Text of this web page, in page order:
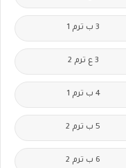
3 ب ترم 1
3 ع ترم 2
4 ب ترم 1
5 ب ترم 2
6 ب ترم 2